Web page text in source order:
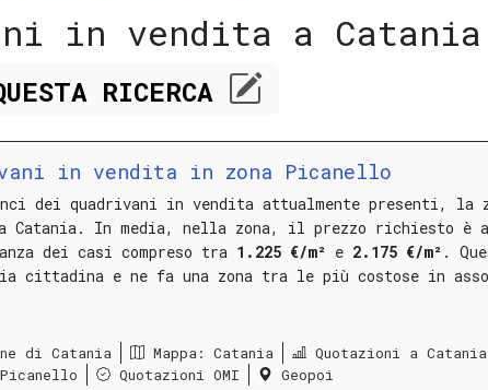
in vendita a
RICERCA
in vendita in zona Picanello
dei quadrivani in vendita attualmente presenti,
In media, nella zona, il prezzo richiesto è
dei casi compreso tra 1.225 €/m² e 2.175 €/m² .
cittadina e ne fa una zona tra le più costose in
di Catania Mappa: Catania Quotazioni a Catania
Quotazioni OMI Geopoi